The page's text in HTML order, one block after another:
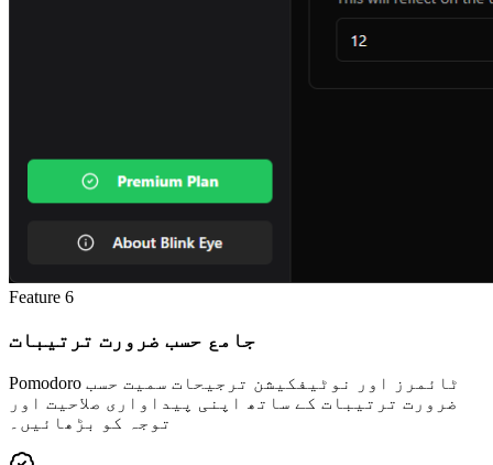
Feature 6
جامع حسب ضرورت ترتیبات
Pomodoro ٹائمرز اور نوٹیفکیشن ترجیحات سمیت حسب
ضرورت ترتیبات کے ساتھ اپنی پیداواری صلاحیت اور
توجہ کو بڑھائیں۔